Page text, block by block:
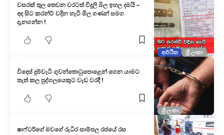
ආර්ථික ශ්‍රී ලංකා
වසරක් තුල තෙවන වරටත් විදුලි බිල ඉහල දමයි –
අද සිට කරන්ට් වදින හැටි මිල ගණන් සමග
දැනගන්න !
ශ්‍රී ලංකා
විදෙස් දුම්වැටි ගුවන්තොටුපොළෙන් ගෙන යාමට
තැත් කල පුද්ගලයෙකුට වැඩ වරදී !
ෂාෆ්ටර්ගේ මවගේ රුධිර සාම්පල රජයේ රස